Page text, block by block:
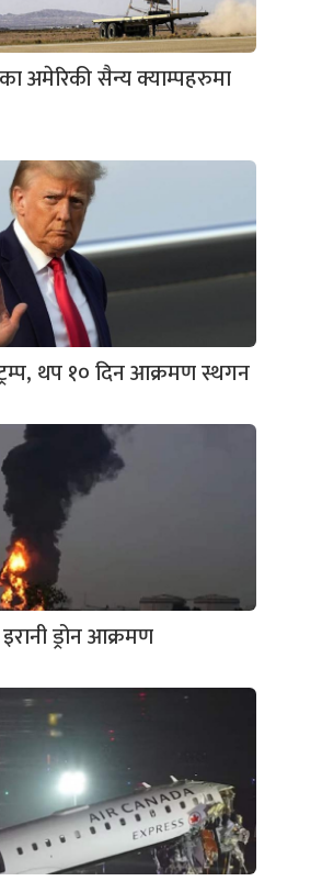
अमेरिकी सैन्य क्याम्पहरुमा
थप १० दिन आक्रमण स्थगन
ड्रोन आक्रमण